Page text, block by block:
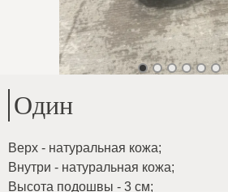
Один
Верх - натуральная кожа;
Внутри - натуральная кожа;
Высота подошвы - 3 см;